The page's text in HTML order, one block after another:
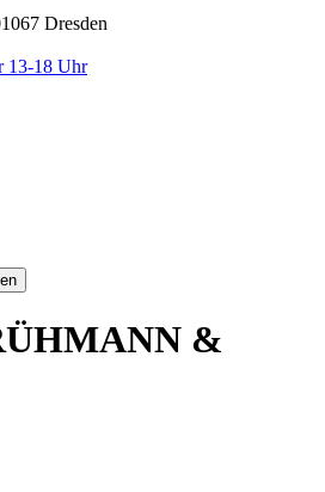
Dresden
13-18 Uhr
&